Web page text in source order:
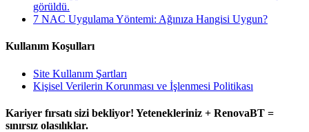
görüldü.
7 NAC Uygulama Yöntemi: Ağınıza Hangisi Uygun?
Kullanım Koşulları
Site Kullanım Şartları
Kişisel Verilerin Korunması ve İşlenmesi Politikası
Kariyer fırsatı sizi bekliyor! Yetenekleriniz + RenovaBT =
sınırsız olasılıklar.